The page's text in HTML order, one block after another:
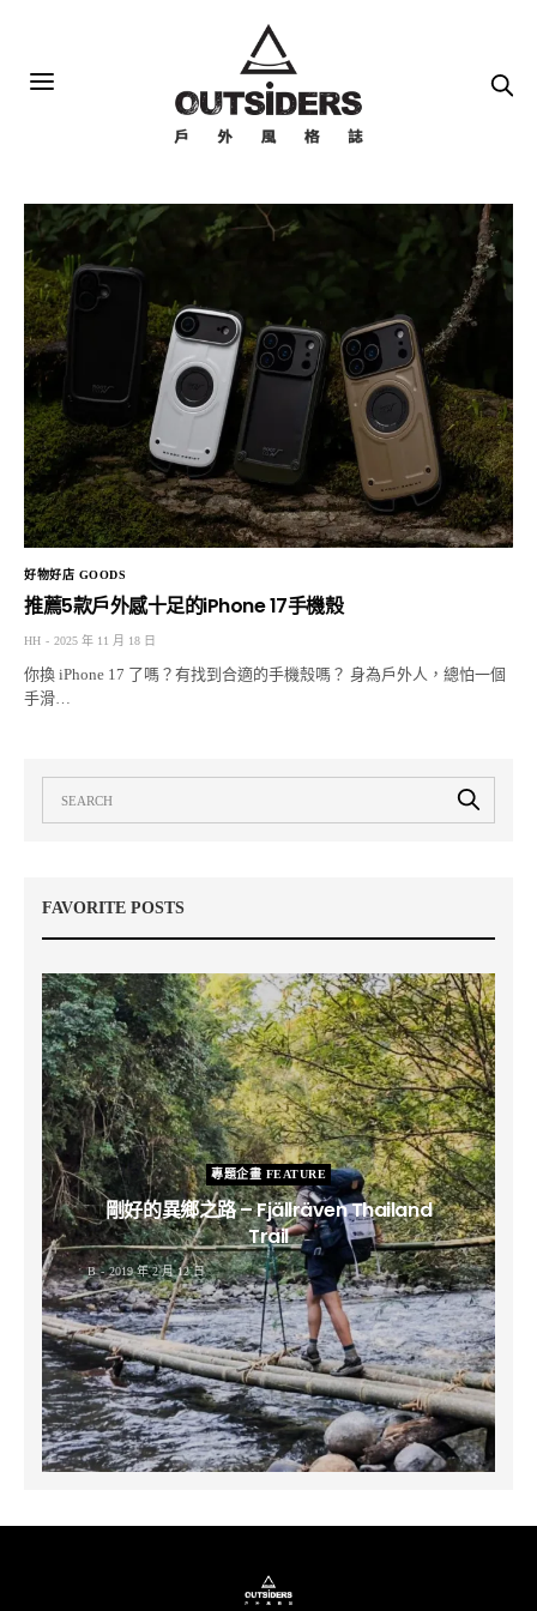
好物好店 GOODS
推薦5款戶外感十足的iPhone 17手機殼
HH 2025 年 11 月 18 日
你換 iPhone 17 了嗎？有找到合適的手機殼嗎？ 身為戶外人，總怕一個
手滑…
FAVORITE POSTS
專題企畫 FEATURE
剛好的異鄉之路 – Fjällräven Thailand
Trail
B 2019 年 2 月 12 日